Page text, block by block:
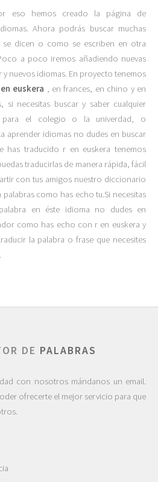
eso hemos creado la página de
Ahora podrás buscar muchas
se dicen o como se escriben en otra
a poco iremos añadiendo nuevas
nuevos idiomas. En proyecto tenemos
euskera
, en frances, en chino y en
si necesitas buscar y saber cualquier
el colegio o la univerdad, o
aprender idiomas no dudes en buscar
has traducido r en euskera tenemos
traducirlas de manera rápida, fácil
con tus amigos nuestro diccionario
como has echo tu.Si necesitas
en éste idioma no dudes en
como has echo con r en euskera y
la palabra o frase que necesites
DE PALABRAS
con nosotros mándanos un email.
ofrecerte el mejor servicio para que